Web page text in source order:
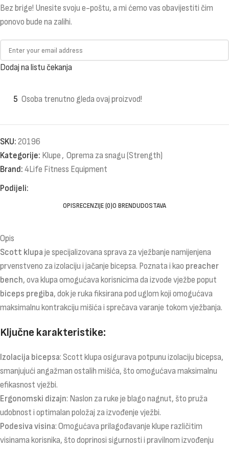
Bez brige! Unesite svoju e-poštu, a mi ćemo vas obavijestiti čim
ponovo bude na zalihi.
Dodaj na listu čekanja
5 Osoba trenutno gleda ovaj proizvod!
SKU: 20196
Kategorije: Klupe , Oprema za snagu (Strength)
Brand: 4Life Fitness Equipment
Podijeli:
OPISRECENZIJE (0)O BRENDUDOSTAVA
Opis
Scott klupa je specijalizovana sprava za vježbanje namijenjena
prvenstveno za izolaciju i jačanje bicepsa. Poznata i kao preacher
bench, ova klupa omogućava korisnicima da izvode vježbe poput
biceps pregiba, dok je ruka fiksirana pod uglom koji omogućava
maksimalnu kontrakciju mišića i sprečava varanje tokom vježbanja.
Ključne karakteristike:
Izolacija bicepsa: Scott klupa osigurava potpunu izolaciju bicepsa,
smanjujući angažman ostalih mišića, što omogućava maksimalnu
efikasnost vježbi.
Ergonomski dizajn: Naslon za ruke je blago nagnut, što pruža
udobnost i optimalan položaj za izvođenje vježbi.
Podesiva visina: Omogućava prilagođavanje klupe različitim
visinama korisnika, što doprinosi sigurnosti i pravilnom izvođenju